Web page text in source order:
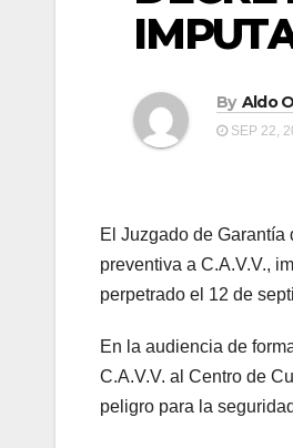
By Aldo
SEP 22,
El Juzgado de
preventiva a C.A.V.V.,
perpetrado el 12 de
En la audiencia de
C.A.V.V. al Centro de
peligro para la